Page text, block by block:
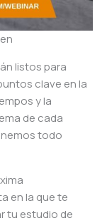
listos para
clave en la
y la
de cada
todo
en la que te
tu estudio de